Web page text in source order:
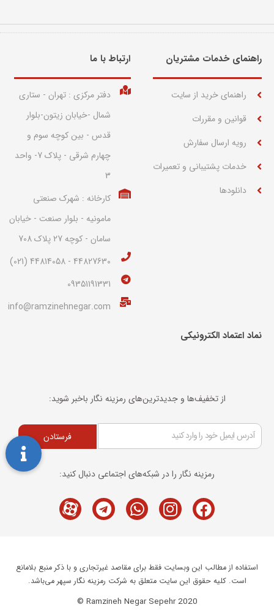
راهنمای خدمات مشتریان
راهنمای خرید از سایت
قوانین و مقررات
رویه ارسال سفارش
خدمات پشتیبانی و تعمیرات
دانلودها
ارتباط با ما​
دفتر مرکزی : تهران - ستاری
شمال -خیابان زیتون-بلوار
قدس - بین کوچه سوم و
چهارم شرقی - پلاک 7- واحد
3
کارخانه : شهرک صنعتی
مامونیه - بلوار صنعت - خیابان
سامان - کوچه 27 پلاک 708
44827630 - 44814058 (021)
09351191331
info@ramzinehnegar.com
نماد اعتماد الکترونیکی​
از تخفیف‌ها و جدیدترین‌های رمزینه نگار باخبر شوید:
فرستادن
رمزینه نگار را در شبکه‌های اجتماعی دنبال کنید:
Facebook
Instagram
Whatsapp
Telegram
M-
icon-
استفاده از مطالب این وبسایت فقط برای مقاصد غیرتجاری و با ذکر منبع بلامانع
است. کلیه حقوق این سایت متعلق به شرکت رمزینه نگار سپهر می‌باشد.
Ramzineh Negar Sepehr 2020 ©